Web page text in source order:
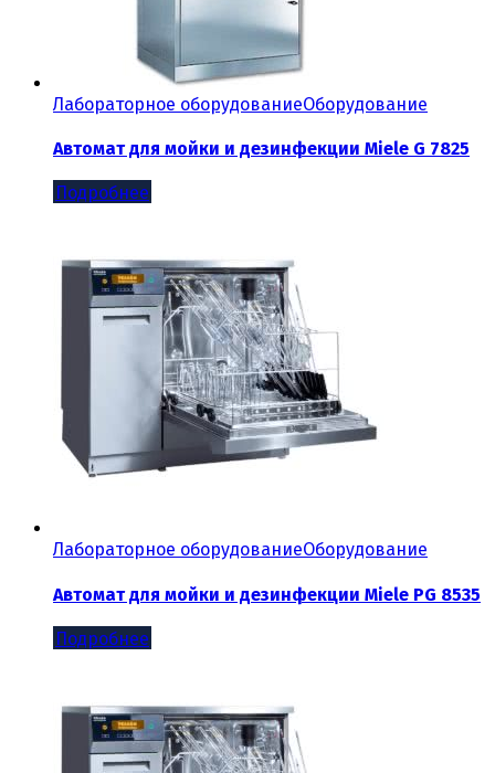
Лабораторное оборудованиеОборудование
Автомат для мойки и дезинфекции Miele G 7825
Подробнее
Лабораторное оборудованиеОборудование
Автомат для мойки и дезинфекции Miele PG 8535
Подробнее